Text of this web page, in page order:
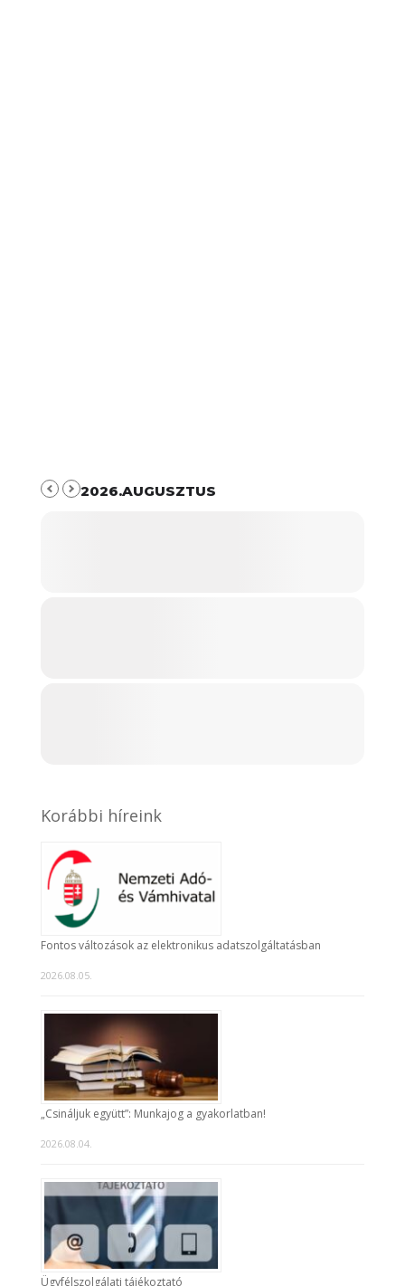
2026.AUGUSZTUS
Korábbi híreink
Fontos változások az elektronikus adatszolgáltatásban
2026.08.05.
„Csináljuk együtt”: Munkajog a gyakorlatban!
2026.08.04.
Ügyfélszolgálati tájékoztató